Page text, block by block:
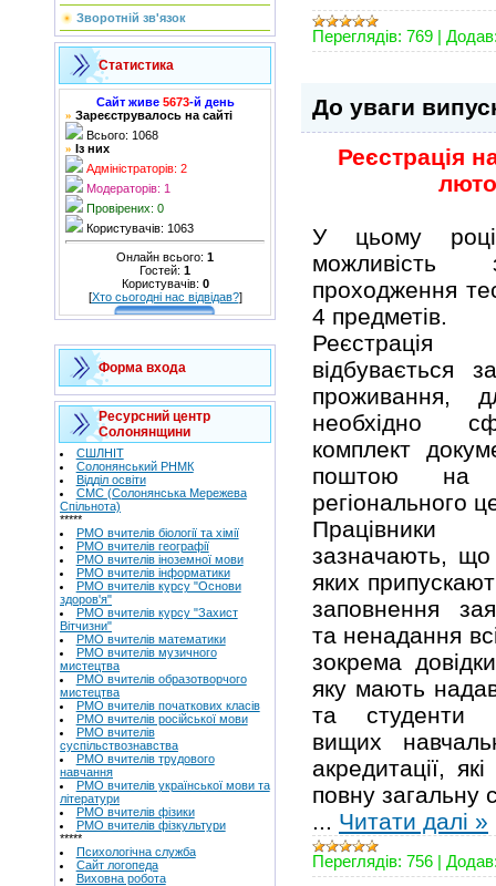
Зворотній зв'язок
Статистика
Сайт живе 5673-й день
» Зареєструвалось на сайті
Всього: 1068
» Із них
Адміністраторів: 2
Модераторів: 1
Провірених: 0
Користувачів: 1063
Онлайн всього: 1
Гостей: 1
Користувачів: 0
[Хто сьогодні нас відвідав?]
Форма входа
Ресурсний центр
Солонянщини
СШЛНІТ
Солонянський РНМК
Відділ освіти
СМС (Солонянська Мережева
Спільнота)
*****
РМО вчителів біології та хімії
РМО вчителів географії
РМО вчителів іноземної мови
РМО вчителів інформатики
РМО вчителів курсу "Основи
здоров'я"
РМО вчителів курсу "Захист
Вітчизни"
РМО вчителів математики
РМО вчителів музичного
мистецтва
РМО вчителів образотворчого
мистецтва
РМО вчителів початкових класів
РМО вчителів російської мови
РМО вчителів
суспільствознавства
РМО вчителів трудового
навчання
РМО вчителів української мови та
літератури
РМО вчителів фізики
РМО вчителів фізкультури
*****
Психологічна служба
Сайт логопеда
Виховна робота
Переглядів: 769
До уваги
Реєстрація
У цьому році
можливість
проходження
4 предметів.
Реєстрація
відбувається
проживання,
необхідно
комплект
поштою на
регіонального
Працівники
зазначають,
яких
заповнення
та ненадання
зокрема
яку мають
та студенти
вищих
акредитації,
повну загальну
... Читати далі »
Переглядів: 756